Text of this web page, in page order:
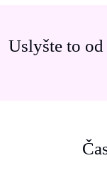
Uslyšte to